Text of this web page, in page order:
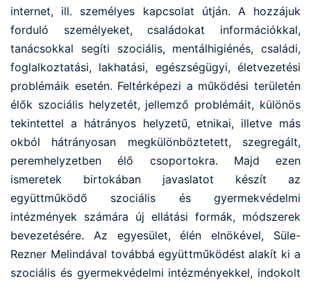
internet, ill. személyes kapcsolat útján. A hozzájuk
forduló személyeket, családokat információkkal,
tanácsokkal segíti szociális, mentálhigiénés, családi,
foglalkoztatási, lakhatási, egészségügyi, életvezetési
problémáik esetén. Feltérképezi a működési területén
élők szociális helyzetét, jellemző problémáit, különös
tekintettel a hátrányos helyzetű, etnikai, illetve más
okból hátrányosan megkülönböztetett, szegregált,
peremhelyzetben élő csoportokra. Majd ezen
ismeretek birtokában javaslatot készít az
együttműködő szociális és gyermekvédelmi
intézmények számára új ellátási formák, módszerek
bevezetésére. Az egyesület, élén elnökével, Süle-
Rezner Melindával továbbá együttműködést alakít ki a
szociális és gyermekvédelmi intézményekkel, indokolt